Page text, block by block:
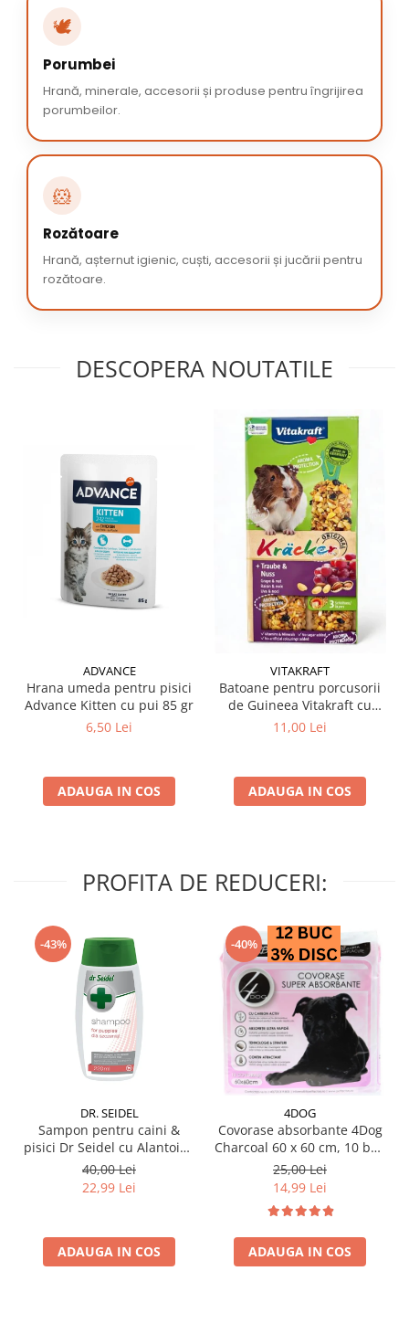
🕊️
Porumbei
Hrană, minerale, accesorii și produse pentru îngrijirea
porumbeilor.
🐹
Rozătoare
Hrană, așternut igienic, cuști, accesorii și jucării pentru
rozătoare.
DESCOPERA NOUTATILE
ADVANCE
Hrana umeda pentru pisici
Advance Kitten cu pui 85 gr
6,50 Lei
ADAUGA IN COS
VITAKRAFT
Batoane pentru porcusorii
de Guineea Vitakraft cu
struguri & nuci 2 buc
11,00 Lei
ADAUGA IN COS
PROFITA DE REDUCERI:
-43%
DR. SEIDEL
Sampon pentru caini &
pisici Dr Seidel cu Alantoina
220 ml
40,00 Lei
22,99 Lei
ADAUGA IN COS
-40%
4DOG
Covorase absorbante 4Dog
Charcoal 60 x 60 cm, 10 buc
/ pachet
25,00 Lei
14,99 Lei
ADAUGA IN COS